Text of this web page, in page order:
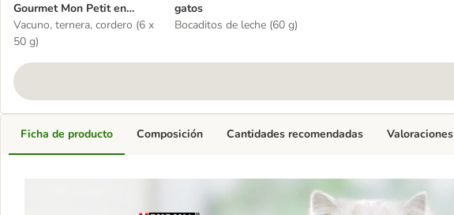
Gourmet Mon Petit en
sobres
Vacuno, ternera, cordero (6 x
50 g)
gatos
Bocaditos de leche (60 g)
Ficha de producto Composición Cantidades recomendadas Valoraciones